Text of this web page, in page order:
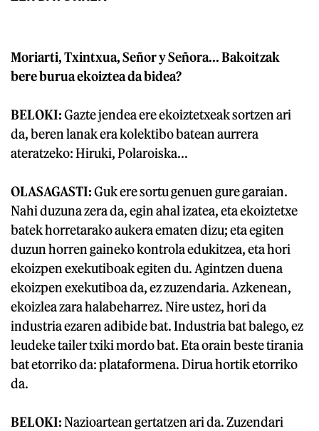
Moriarti, Txintxua, Señor y Señora... Bakoitzak
bere burua ekoiztea da bidea?
BELOKI:Gazte jendea ere ekoiztetxeak sortzen ari
da, beren lanak era kolektibo batean aurrera
ateratzeko: Hiruki, Polaroiska...
OLASAGASTI:Guk ere sortu genuen gure garaian.
Nahi duzuna zera da, egin ahal izatea, eta ekoiztetxe
batek horretarako aukera ematen dizu; eta egiten
duzun horren gaineko kontrola edukitzea, eta hori
ekoizpen exekutiboak egiten du. Agintzen duena
ekoizpen exekutiboa da, ez zuzendaria. Azkenean,
ekoizlea zara halabeharrez. Nire ustez, hori da
industria ezaren adibide bat. Industria bat balego, ez
leudeke tailer txiki mordo bat. Eta orain beste tirania
bat etorriko da: plataformena. Dirua hortik etorriko
da.
BELOKI:Nazioartean gertatzen ari da. Zuzendari